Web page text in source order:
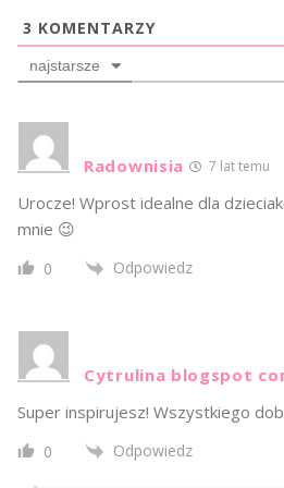
3 KOMENTARZY
najstarsze
Radownisia 7 lat temu
Urocze! Wprost idealne dla
mnie 😉
0 Odpowiedz
Cytrulina blogspot
Super inspirujesz! Wszystkiego
0 Odpowiedz